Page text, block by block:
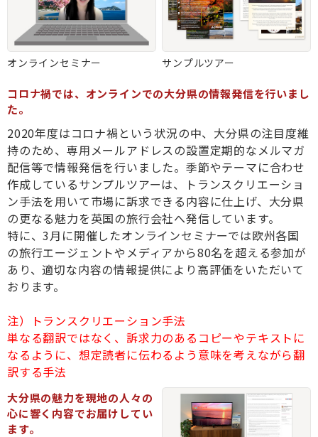
オンラインセミナー サンプルツアー
コロナ禍では、オンラインでの大分県の情報発信を行いまし
た。
2020年度はコロナ禍という状況の中、大分県の注目度維
持のため、専用メールアドレスの設置定期的なメルマガ
配信等で情報発信を行いました。季節やテーマに合わせ
作成しているサンプルツアーは、トランスクリエーショ
ン手法を用いて市場に訴求できる内容に仕上げ、大分県
の更なる魅力を英国の旅行会社へ発信しています。
特に、3月に開催したオンラインセミナーでは欧州各国
の旅行エージェントやメディアから80名を超える参加が
あり、適切な内容の情報提供により高評価をいただいて
おります。
注）トランスクリエーション手法
単なる翻訳ではなく、訴求力のあるコピーやテキストに
なるように、想定読者に伝わるよう意味を考えながら翻
訳する手法
大分県の魅力を現地の人々の
心に響く内容でお届けしてい
ます。